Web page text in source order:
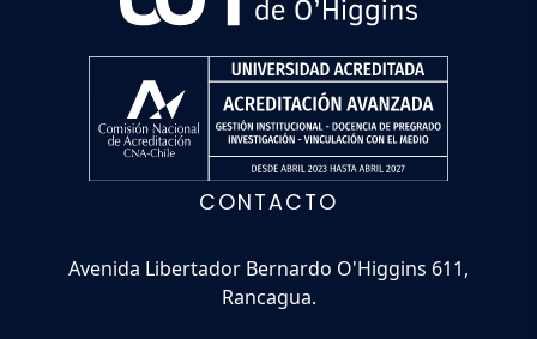
CONTACTO
Avenida Libertador Bernardo O'Higgins 611,
Rancagua.